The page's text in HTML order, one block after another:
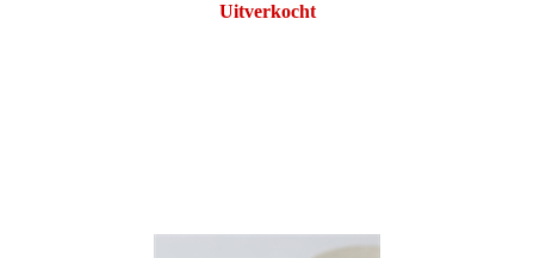
Uitverkocht